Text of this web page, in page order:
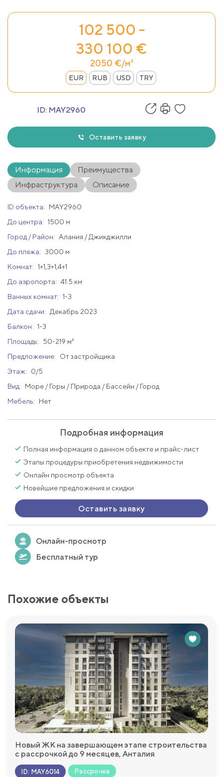
102 500 -
330 100 €
2050 €/м²
EUR RUB USD TRY
ID: MAY2960
Оставить заявку
Информация
Преимущества
Инфраструктура
Описание
ID объекта:
MAY2960
До центра: 1500 м
Город / Район:
Алания / Джикджилли
До пляжа:
3000 м
Комнат: 1+1,3+1,4+1
До аэропорта: 41.5 км
Ванных комнат: 1-3
Дата сдачи:
Декабрь 2023
Балкон: 1-3
Площадь:
50-219 м²
Предложение:
От застройщика
Этаж:
0/5
Вид:
Море / Горы / Природа / Бассейн / Город
Мебель:
Нет
Подробная информация
Полная информация о данном объекте и прайс-лист
Этапы процедуры приобретения недвижимости
Онлайн просмотр объекта
Новейшие предложения и скидки
Оставить заявку
Онлайн-просмотр
Бесплатный тур
Похожие объекты
Новый ЖК на завершающем этапе строительства
с рассрочкой до 9 месяцев, Анталия
ID: MAY6014 Рассрочка